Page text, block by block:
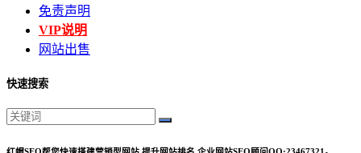
免责声明
VIP说明
网站出售
快速搜索